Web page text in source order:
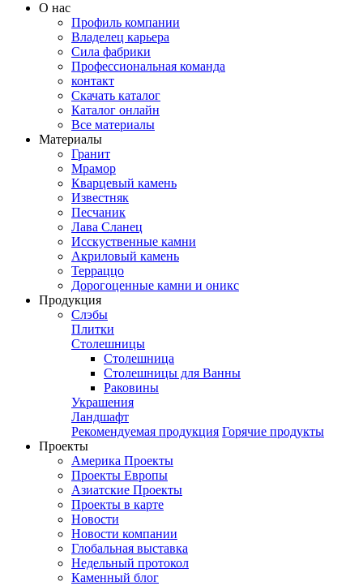
О нас
Профиль компании
Владелец карьера
Сила фабрики
Профессиональная команда
контакт
Скачать каталог
Каталог онлайн
Все материалы
Материалы
Гранит
Мрамор
Кварцевый камень
Известняк
Песчаник
Лава Сланец
Исскуственные камни
Акриловый камень
Терраццо
Дорогоценные камни и оникс
Продукция
Слэбы
Плитки
Столешницы
Столешница
Столешницы для Ванны
Раковины
Украшения
Ландшафт
Рекомендуемая продукция Горячие продукты
Проекты
Америка Проекты
Проекты Европы
Азиатские Проекты
Проекты в карте
Новости
Новости компании
Глобальная выставка
Недельный протокол
Каменный блог